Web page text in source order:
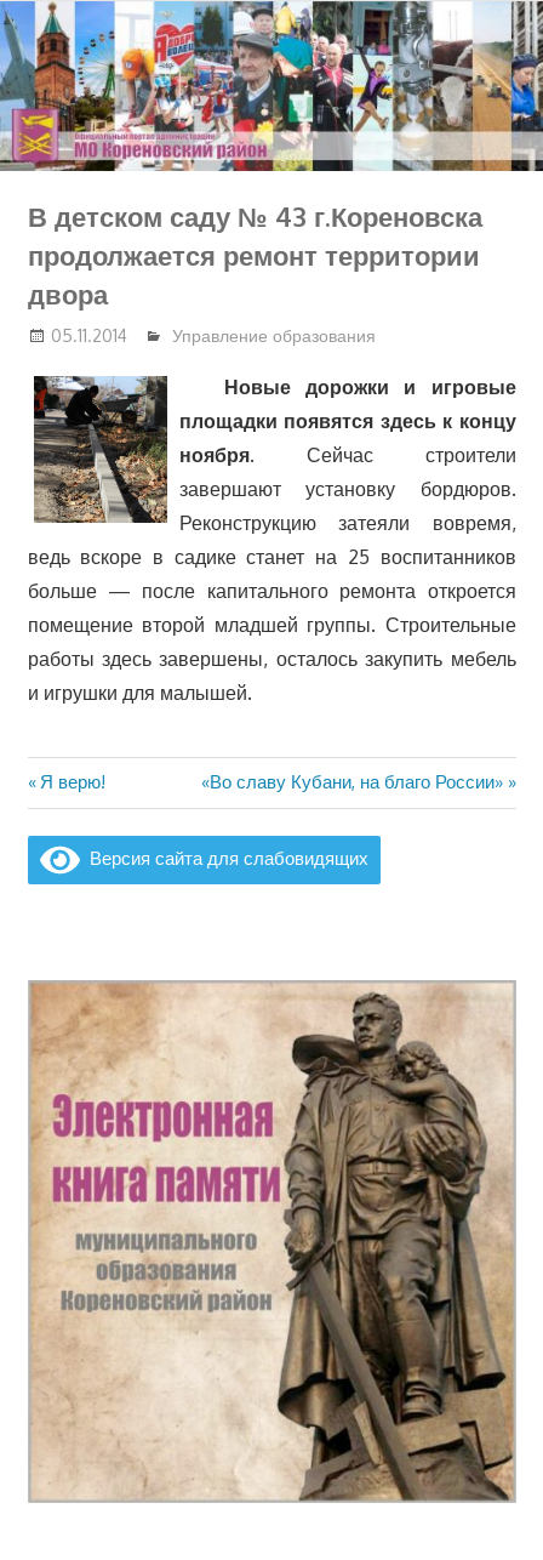
Перейти
к
содержимому
В детском саду № 43 г.Кореновска
продолжается ремонт территории
двора
05.11.2014 Управление образования
Новые дорожки и игровые
площадки появятся здесь к концу
ноября. Сейчас строители
завершают установку бордюров.
Реконструкцию затеяли вовремя,
ведь вскоре в садике станет на 25 воспитанников
больше — после капитального ремонта откроется
помещение второй младшей группы. Строительные
работы здесь завершены, осталось закупить мебель
и игрушки для малышей.
Навигация
по
записям
Предыдущая
запись:
Я верю!
Следующая
запись:
«Во славу Кубани, на благо России»
Версия сайта для слабовидящих